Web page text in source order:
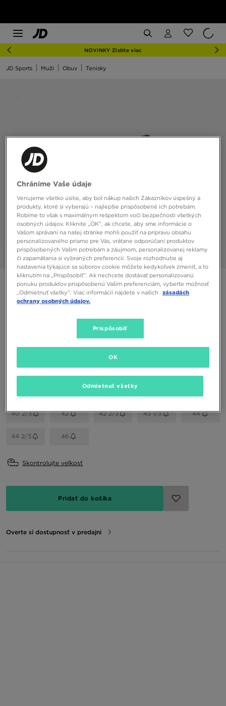
NOVINKY Zistite viac
JD Sports Muži Obuv Tenisky
Obrázky 360°
ADIDAS CONTINENTAL 80 STRIPES
Čierna
Vybrať veľkosť
40 2/3 42 42 2/3 43 1/3 44
44 2/3 46
Skontrolujte veľkosť
Pridať do košíka
Overte si dostupnosť v predajni
Chránime Vaše údaje
Venujeme všetko úsilie, aby bol nákup našich Zákazníkov úspešný a
produkty, ktoré si vyberajú – najlepšie prispôsobené ich potrebám.
Robíme to však s maximálnym rešpektom voči bezpečnosti všetkých
osobných údajov. Kliknite „OK”, ak chcete, aby sme informácie o
Vašom správaní na našej stránke mohli použiť na prípravu obsahu
personalizovaného priamo pre Vás, vrátane odporúčaní produktov
prispôsobených Vašim potrebám a záujmom, personalizovanej reklamy
či zapamätania si vybraných preferencií. Svoje rozhodnutie aj
nastavenia týkajúce sa súborov cookie môžete kedykoľvek zmeniť, a to
kliknutím na „Prispôsobiť”. Ak nechcete dostávať personalizovanú
ponuku produktov prispôsobenú Vašim preferenciám, vyberte možnosť
„Odmietnuť všetky”. Viac informácií nájdete v našich
zásadách
ochrany osobných údajov.
Prispôsobiť
Odmietnuť všetky
OK